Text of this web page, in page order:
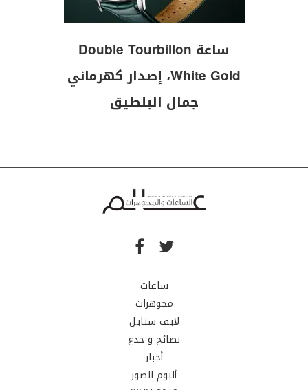
ساعة Double Tourbillon
White Gold، إصدار كهرماني
جمال البلطيق
ساعات
مجوهرات
لايف ستايل
نصائح و خدع
أخبار
ألبوم الصور